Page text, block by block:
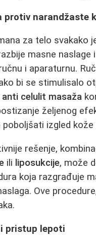
protiv narandžaste
za telo svakako
masne
i aparaturnu.
bi se stimulisalo
anti celulit masaža
željenog
izgled
rešenje,
ili liposukcije, može
koja razgrađuje
Ove
pristup lepoti